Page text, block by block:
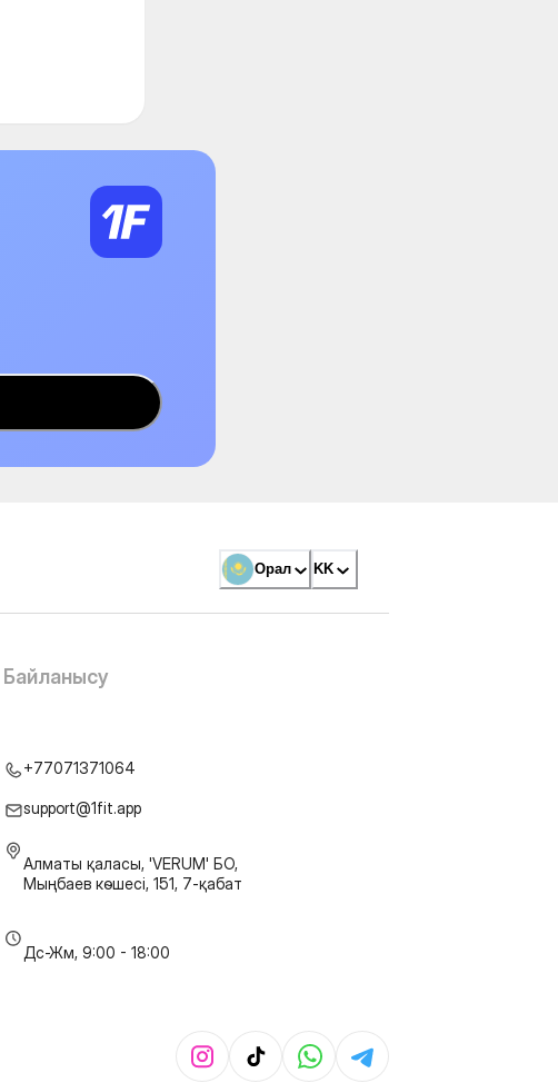
Орал KK
Байланысу
+77071371064
support@1fit.app
Алматы қаласы, 'VERUM' БО,
Мыңбаев көшесі, 151, 7-қабат
Дс-Жм, 9:00 - 18:00